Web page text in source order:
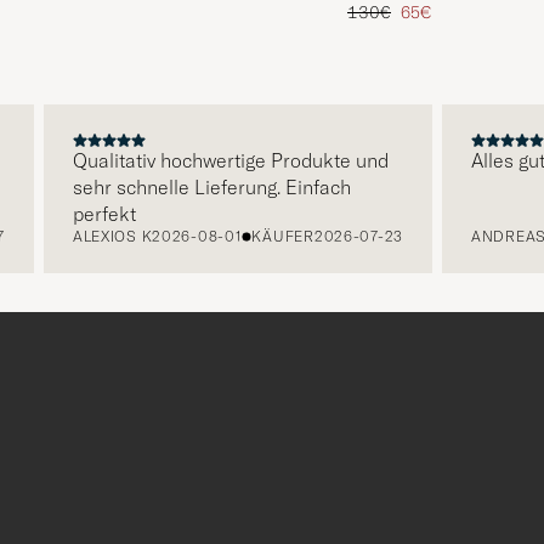
Preis
Regulärer Preis
130€ Reduzierter Preis
65€
Qualitativ hochwertige Produkte und
sehr schnelle Lieferung. Einfach
perfekt
ALEXIOS K2026-08-01 KÄUFER 2026-07-23
Alles gut
ANDREAS S